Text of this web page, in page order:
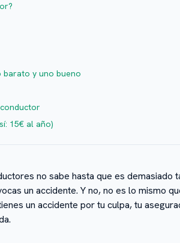
barato y uno bueno
15€ al año)
no sabe hasta que es
un accidente. Y no, no es lo mismo
un accidente por tu culpa, tu